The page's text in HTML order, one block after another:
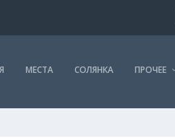
МЕСТА СОЛЯНКА ПРОЧЕЕ